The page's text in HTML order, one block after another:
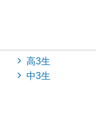
高3生
中3生